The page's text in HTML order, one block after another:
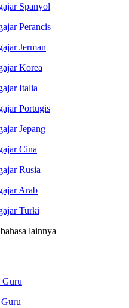
Spanyol
Perancis
Jerman
Korea
Italia
Portugis
Jepang
Cina
Rusia
Arab
Turki
lainnya
Guru